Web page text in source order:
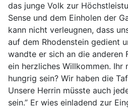
das junge Volk zur
Sense und dem Einholen der
kann nicht verleugnen, dass
auf dem Rhodenstein gedient
wandte er sich an die anderen
ein herzliches Willkommen. Ihr
hungrig sein? Wir haben die
Unsere Herrin müsste auch
sein.” Er wies einladend zur